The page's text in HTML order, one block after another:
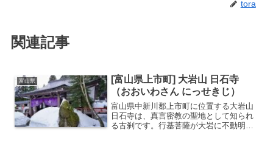
tora
関連記事
富山県
[富山県上市町] 大岩山 日石寺
（おおいわさん にっせきじ）
富山県中新川郡上市町に位置する大岩山
日石寺は、真言密教の聖地として知られ
る古刹です。行基菩薩が大岩に不動明王